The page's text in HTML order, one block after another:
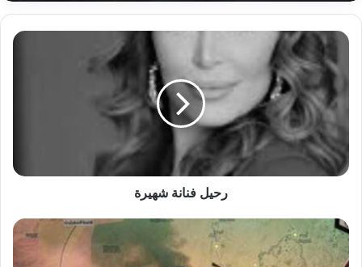
رحيل
شهيرة
رحيل فنانة شهيرة
مقتل
قائد
ميداني